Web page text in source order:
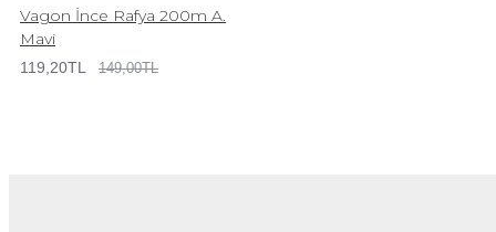
Vagon İnce Rafya 200m A.
Mavi
119,20TL 149,00TL